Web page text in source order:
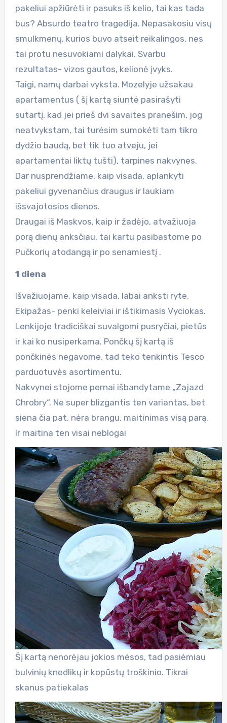
pakeliui apžiūrėti ir pasuks iš kelio, tai kas tada
bus? Absurdo teatro tragedija. Nepasakosiu visų
smulkmenų, kurios buvo atseit reikalingos, nes
tai protu nesuvokiami dalykai. Svarbu
rezultatas- vizos gautos, kelionė įvyks.
Taigi, namų darbai vyksta. Mozelyje užsakau
apartamentus ( šį kartą siuntė pasirašyti
sutartį, kad jei prieš dvi savaites pranešim, jog
neatvykstam, tai turėsim sumokėti tam tikro
dydžio baudą, bet tik tuo atveju, jei
apartamentai liktų tušti), tarpines nakvynes.
Dar nusprendžiame, kaip visada, aplankyti
pakeliui gyvenančius draugus ir laukiam
išsvajotosios dienos.
Draugai iš Maskvos, kaip ir žadėjo, atvažiuoja
porą dienų anksčiau, tai kartu pasibastome po
Pučkorių atodangą ir po senamiestį .
1 diena
Išvažiuojame, kaip visada, labai anksti ryte.
Ekipažas- penki keleiviai ir ištikimasis Vyciokas.
Lenkijoje tradiciškai suvalgomi pusryčiai, pietūs
ir kai ko nusiperkama. Pončkų šį kartą iš
pončkinės negavome, tad teko tenkintis Tesco
parduotuvės asortimentu.
Nakvynei stojome pernai išbandytame „Zajazd
Chrobry“. Ne super blizgantis ten variantas, bet
siena čia pat, nėra brangu, maitinimas visą parą.
Ir maitina ten visai neblogai
Šį kartą nenorėjau jokios mėsos, tad pasiėmiau
bulvinių knedlikų ir kopūstų troškinio. Tikrai
skanus patiekalas